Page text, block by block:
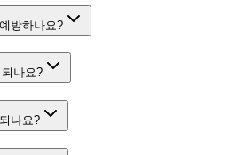
방하나요?
나요?
나요?